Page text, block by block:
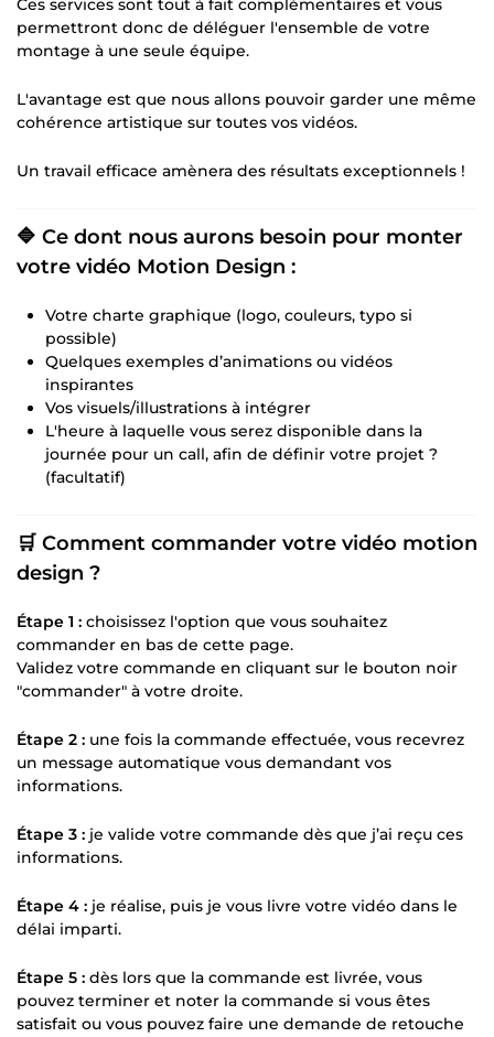
Ces services sont tout à fait complémentaires et vous
permettront donc de déléguer l'ensemble de votre
montage à une seule équipe.
L'avantage est que nous allons pouvoir garder une même
cohérence artistique sur toutes vos vidéos.
Un travail efficace amènera des résultats exceptionnels !
🔷 Ce dont nous aurons besoin pour monter
votre vidéo Motion Design :
Votre charte graphique (logo, couleurs, typo si
possible)
Quelques exemples d’animations ou vidéos
inspirantes
Vos visuels/illustrations à intégrer
L'heure à laquelle vous serez disponible dans la
journée pour un call, afin de définir votre projet ?
(facultatif)
🛒 Comment commander votre vidéo motion
design ?
Étape 1 : choisissez l'option que vous souhaitez
commander en bas de cette page.
Validez votre commande en cliquant sur le bouton noir
"commander" à votre droite.
Étape 2 : une fois la commande effectuée, vous recevrez
un message automatique vous demandant vos
informations.
Étape 3 : je valide votre commande dès que j’ai reçu ces
informations.
Étape 4 : je réalise, puis je vous livre votre vidéo dans le
délai imparti.
Étape 5 : dès lors que la commande est livrée, vous
pouvez terminer et noter la commande si vous êtes
satisfait ou vous pouvez faire une demande de retouche